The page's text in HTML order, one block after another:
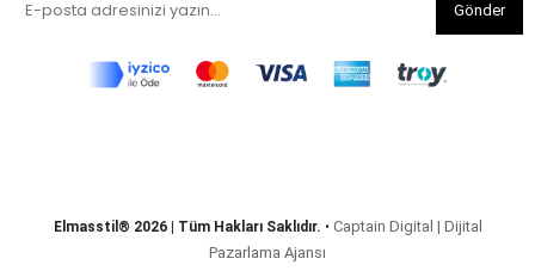
Gönder
Elmasstil® 2026 | Tüm Hakları Saklıdır. • Captain Digital | Dijital
Pazarlama Ajansı